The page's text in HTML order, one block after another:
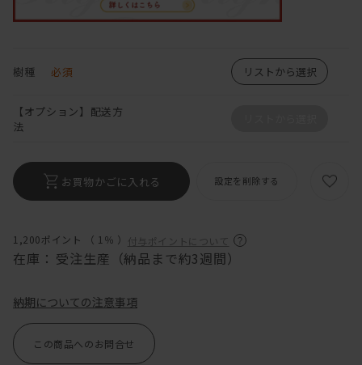
1,200ポイント （ 1％ ） 付与ポイントについて
在庫： 受注生産（納品まで約3週間）
樹種 必須 リストから選択
【オプション】配送方
法
お買物かごに入れる 設定を削除する
納期についての注意事項
この商品へのお問合せ